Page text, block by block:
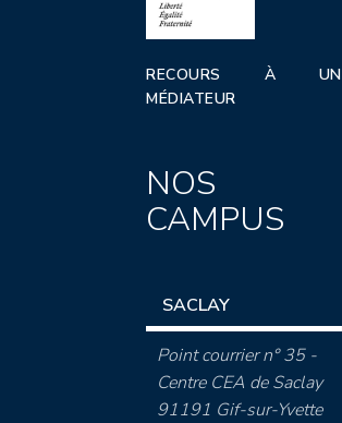
RECOURS À UN
MÉDIATEUR
NOS
CAMPUS
SACLAY
Point courrier n° 35 -
Centre CEA de Saclay
91191 Gif-sur-Yvette